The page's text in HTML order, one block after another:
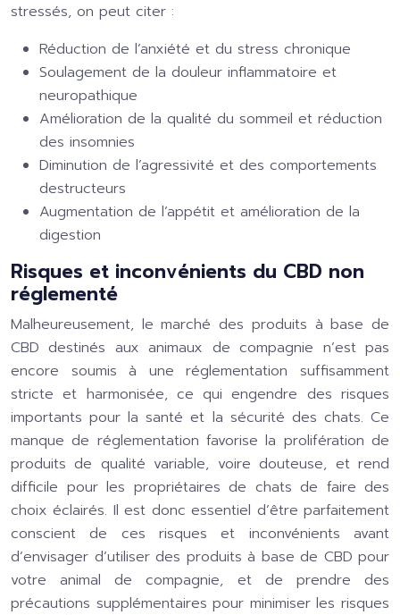
stressés, on peut citer :
Réduction de l’anxiété et du stress chronique
Soulagement de la douleur inflammatoire et
neuropathique
Amélioration de la qualité du sommeil et réduction
des insomnies
Diminution de l’agressivité et des comportements
destructeurs
Augmentation de l’appétit et amélioration de la
digestion
Risques et inconvénients du CBD non
réglementé
Malheureusement, le marché des produits à base de
CBD destinés aux animaux de compagnie n’est pas
encore soumis à une réglementation suffisamment
stricte et harmonisée, ce qui engendre des risques
importants pour la santé et la sécurité des chats. Ce
manque de réglementation favorise la prolifération de
produits de qualité variable, voire douteuse, et rend
difficile pour les propriétaires de chats de faire des
choix éclairés. Il est donc essentiel d’être parfaitement
conscient de ces risques et inconvénients avant
d’envisager d’utiliser des produits à base de CBD pour
votre animal de compagnie, et de prendre des
précautions supplémentaires pour minimiser les risques